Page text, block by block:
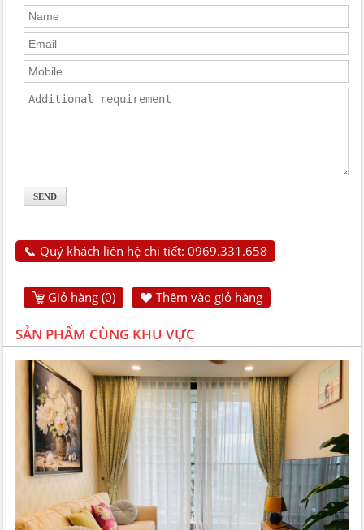
Quý khách liên hệ chi tiết: 0969.331.658
Giỏ hàng (0) Thêm vào giỏ hàng
SẢN PHẨM CÙNG KHU VỰC